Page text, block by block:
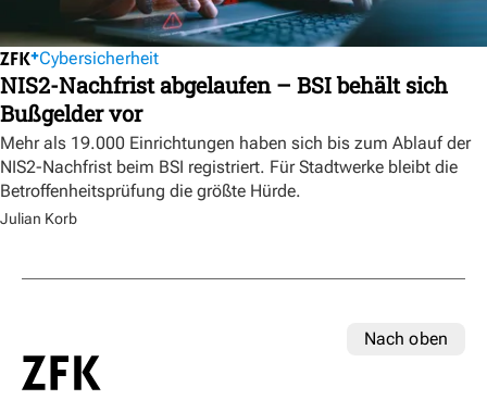
Cybersicherheit
NIS2-Nachfrist abgelaufen – BSI behält sich
Bußgelder vor
Mehr als 19.000 Einrichtungen haben sich bis zum Ablauf der
NIS2-Nachfrist beim BSI registriert. Für Stadtwerke bleibt die
Betroffenheitsprüfung die größte Hürde.
Julian Korb
Nach oben